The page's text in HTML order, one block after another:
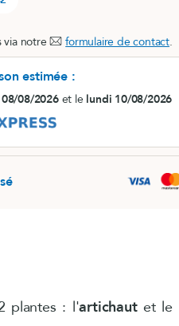
via notre formulaire de contact.
estimée :
08/2026et le lundi 10/08/2026
plantes : l'artichautet le